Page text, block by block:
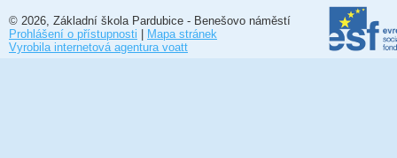
© 2026, Základní škola Pardubice - Benešovo náměstí
Prohlášení o přístupnosti | Mapa stránek
Vyrobila internetová agentura voatt